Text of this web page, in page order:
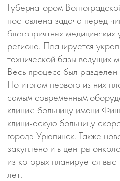
Губернатором
поставлена задача перед
благоприятных
региона. Планируется
технической базы ведущих
Весь процесс был разделен
По итогам первого из них
самым современным
клиник: больницу имени
клиническую больницу
города Урюпинск. Также
закуплено и в центры
из которых планируется
лет.